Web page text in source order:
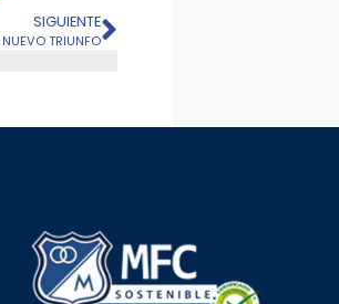
SIGUIENTE
TRIUNFO